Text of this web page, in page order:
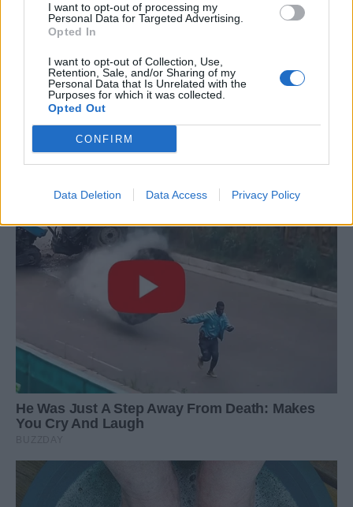
I want to opt-out of processing my
Personal Data for Targeted Advertising.
Opted In
I want to opt-out of Collection, Use,
Retention, Sale, and/or Sharing of my
Personal Data that Is Unrelated with the
Purposes for which it was collected.
Opted Out
CONFIRM
Data Deletion Data Access Privacy Policy